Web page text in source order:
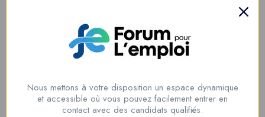
00228 91917788
la solution idéale pour tous ceux qui cherchent à se connecter au
opportunité professionnelle ou que vous souhaitiez recruter les meilleurs
Nous mettons à votre disposition un espace dynamique
et accessible où vous pouvez facilement entrer en
contact avec des candidats qualifiés.